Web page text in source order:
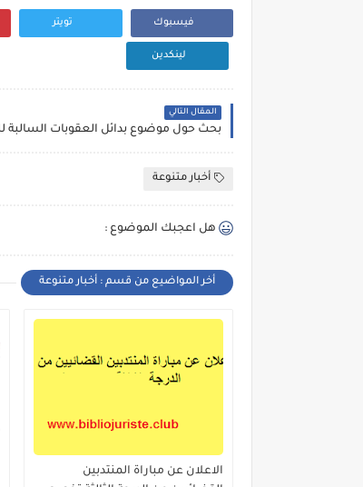
فيسبوك تويتر
لينكدين
المقال التالي
أخبار متنوعة
هل اعجبك الموضوع :
أخر المواضيع من قسم : أخبار متنوعة
الاعلان عن مباراة المنتدبين